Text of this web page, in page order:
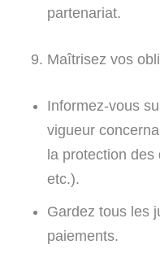
partenariat.
9. Maîtrisez vos
Informez-vous
vigueur
la protection des
etc.).
Gardez tous les
paiements.